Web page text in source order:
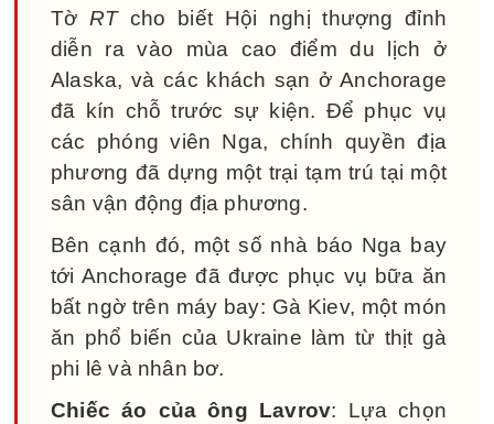
TờRTcho biết Hội nghị thượng đỉnh
diễn ra vào mùa cao điểm du lịch ở
Alaska, và các khách sạn ở Anchorage
đã kín chỗ trước sự kiện. Để phục vụ
các phóng viên Nga, chính quyền địa
phương đã dựng một trại tạm trú tại một
sân vận động địa phương.
Bên cạnh đó, một số nhà báo Nga bay
tới Anchorage đã được phục vụ bữa ăn
bất ngờ trên máy bay: Gà Kiev, một món
ăn phổ biến của Ukraine làm từ thịt gà
phi lê và nhân bơ.
Chiếc áo của ông Lavrov: Lựa chọn